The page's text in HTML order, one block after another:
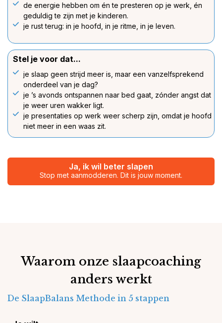
de energie hebben om én te presteren op je werk, én
geduldig te zijn met je kinderen.
je rust terug: in je hoofd, in je ritme, in je leven.
Stel je voor dat...
je slaap geen strijd meer is, maar een vanzelfsprekend
onderdeel van je dag?
je ’s avonds ontspannen naar bed gaat, zónder angst dat
je weer uren wakker ligt.
je presentaties op werk weer scherp zijn, omdat je hoofd
niet meer in een waas zit.
Ja, ik wil beter slapen
Stop met aanmodderen. Dit is jouw moment.
Waarom onze slaapcoaching
anders werkt
De SlaapBalans Methode in 5 stappen